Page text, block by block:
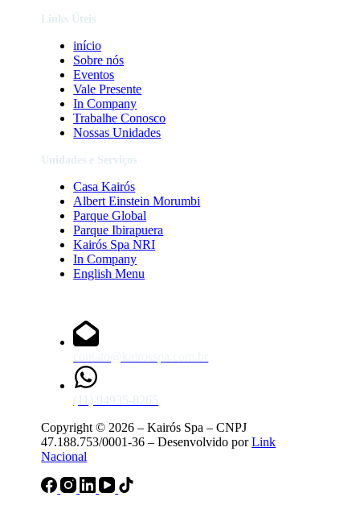
Links Úteis
início
Sobre nós
Eventos
Vale Presente
In Company
Trabalhe Conosco
Nossas Unidades
Unidades e Serviços
Casa Kairós
Albert Einstein Morumbi
Parque Global
Parque Ibirapuera
Kairós Spa NRI
In Company
English Menu
(11) 94935-8265
Copyright © 2026 – Kairós Spa – CNPJ
47.188.753/0001-36 – Desenvolvido porLink
Nacional